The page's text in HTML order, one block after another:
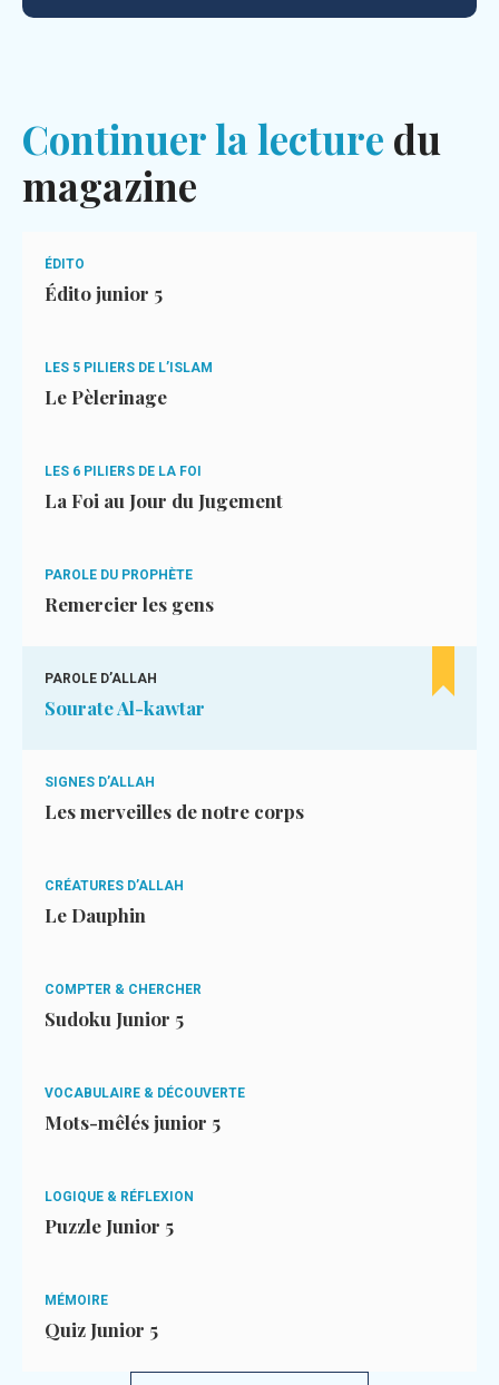
Continuer la lecture du
magazine
ÉDITO
Édito junior 5
LES 5 PILIERS DE L’ISLAM
Le Pèlerinage
LES 6 PILIERS DE LA FOI
La Foi au Jour du Jugement
PAROLE DU PROPHÈTE
Remercier les gens
PAROLE D’ALLAH
Sourate Al-kawtar
SIGNES D’ALLAH
Les merveilles de notre corps
CRÉATURES D’ALLAH
Le Dauphin
COMPTER & CHERCHER
Sudoku Junior 5
VOCABULAIRE & DÉCOUVERTE
Mots-mêlés junior 5
LOGIQUE & RÉFLEXION
Puzzle Junior 5
MÉMOIRE
Quiz Junior 5